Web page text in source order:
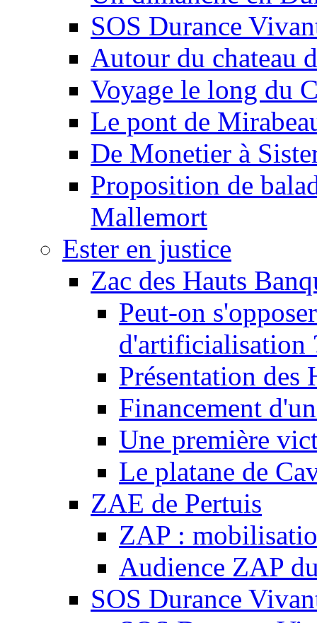
SOS Durance
Autour du chateau
Voyage le long du
Le pont de
De Monetier à
Proposition de
Mallemort
Ester en justice
Zac des Hauts
Peut-on
d'artificialisation
Présentation des
Financement
Une première
Le platane de
ZAE de Pertuis
ZAP :
Audience ZAP
SOS Durance